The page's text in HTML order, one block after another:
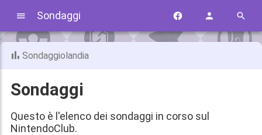
Sondaggi
Sondaggiolandia
Sondaggi
Questo è l'elenco dei sondaggi in corso sul
NintendoClub.